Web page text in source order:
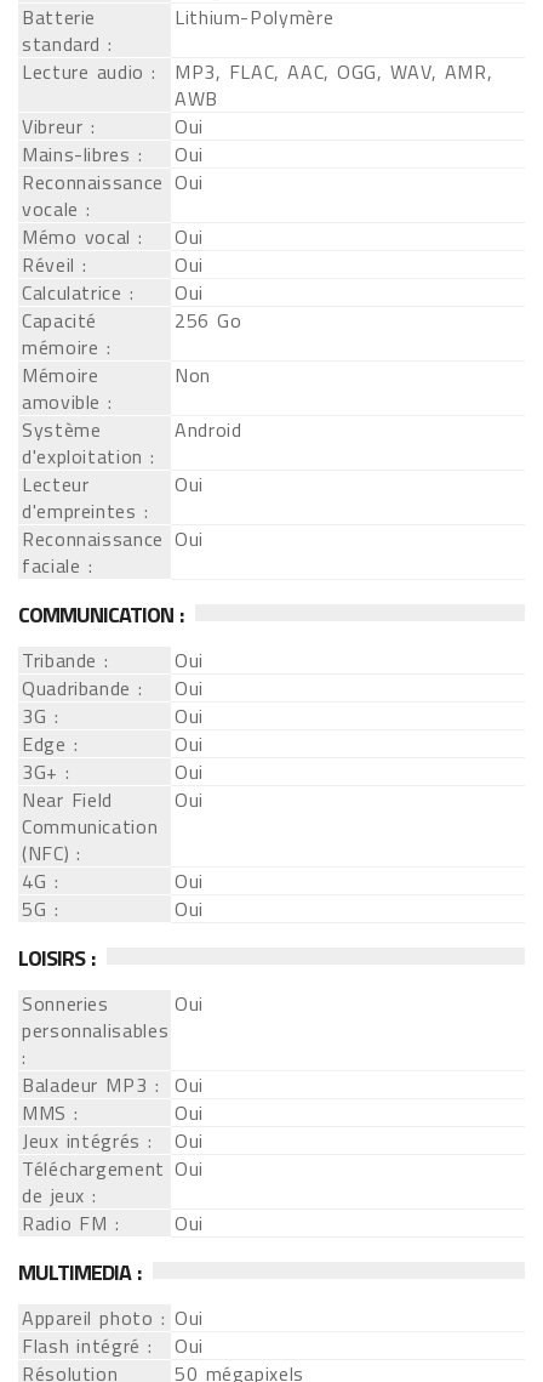
Batterie
standard :
Lithium-Polymère
Lecture audio :
MP3, FLAC, AAC, OGG, WAV, AMR,
AWB
Vibreur :
Oui
Mains-libres :
Oui
Reconnaissance
vocale :
Oui
Mémo vocal :
Oui
Réveil :
Oui
Calculatrice :
Oui
Capacité
mémoire :
256 Go
Mémoire
amovible :
Non
Système
d'exploitation :
Android
Lecteur
d'empreintes :
Oui
Reconnaissance
faciale :
Oui
COMMUNICATION :
Tribande :
Oui
Quadribande :
Oui
3G :
Oui
Edge :
Oui
3G+ :
Oui
Near Field
Communication
(NFC) :
Oui
4G :
Oui
5G :
Oui
LOISIRS :
Sonneries
personnalisables
:
Oui
Baladeur MP3 : Oui
MMS :
Oui
Jeux intégrés :
Oui
Téléchargement
de jeux :
Oui
Radio FM :
Oui
MULTIMEDIA :
Appareil photo : Oui
Flash intégré :
Oui
Résolution
50 mégapixels